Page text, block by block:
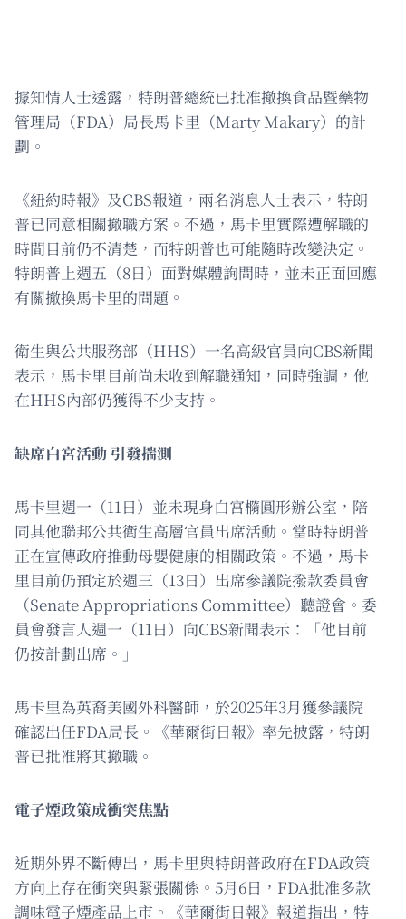
據知情人士透露，特朗普總統已批准撤換食品暨藥物
管理局（FDA）局長馬卡里（Marty Makary）的計
劃。
《紐約時報》及CBS報道，兩名消息人士表示，特朗
普已同意相關撤職方案。不過，馬卡里實際遭解職的
時間目前仍不清楚，而特朗普也可能隨時改變決定。
特朗普上週五（8日）面對媒體詢問時，並未正面回應
有關撤換馬卡里的問題。
衛生與公共服務部（HHS）一名高級官員向CBS新聞
表示，馬卡里目前尚未收到解職通知，同時強調，他
在HHS內部仍獲得不少支持。
缺席白宮活動 引發揣測
馬卡里週一（11日）並未現身白宮橢圓形辦公室，陪
同其他聯邦公共衛生高層官員出席活動。當時特朗普
正在宣傳政府推動母嬰健康的相關政策。不過，馬卡
里目前仍預定於週三（13日）出席參議院撥款委員會
（Senate Appropriations Committee）聽證會。委
員會發言人週一（11日）向CBS新聞表示：「他目前
仍按計劃出席。」
馬卡里為英裔美國外科醫師，於2025年3月獲參議院
確認出任FDA局長。《華爾街日報》率先披露，特朗
普已批准將其撤職。
電子煙政策成衝突焦點
近期外界不斷傳出，馬卡里與特朗普政府在FDA政策
方向上存在衝突與緊張關係。5月6日，FDA批准多款
調味電子煙產品上市。《華爾街日報》報道指出，特